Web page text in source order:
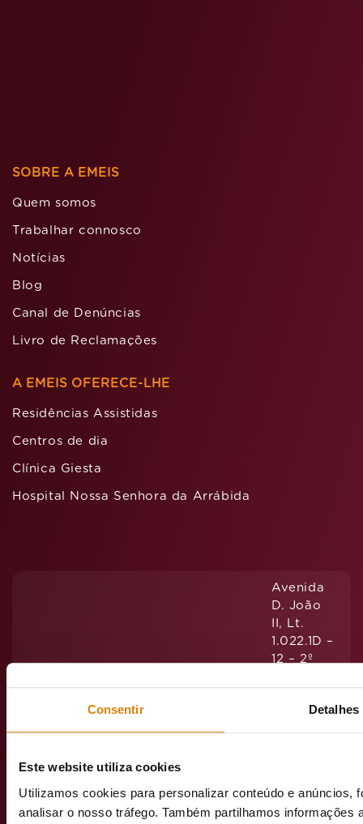
Consentir Detalhes
Este website utiliza cookies
Utilizamos cookies para personalizar conteúdo e anúncios,
analisar o nosso tráfego. Também partilhamos
SOBRE A EMEIS
Quem somos
Trabalhar connosco
Notícias
Blog
Canal de Denúncias
Livro de Reclamações
A EMEIS OFERECE-LHE
Residências Assistidas
Centros de dia
Clínica Giesta
Hospital Nossa Senhora da Arrábida
Avenida
D. João
II, Lt.
1.022.1D –
12 – 2º
Lisboa